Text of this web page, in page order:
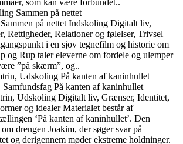
som kan være forbundet..
Sammen på nettet
Sammen på nettet Indskoling Digitalt liv,
Rettigheder, Relationer og følelser, Trivsel
i en sjov tegnefilm og historie om
og Rup taler eleverne om fordele og ulemper
”på skærm”, og..
Udskoling På kanten af kaninhullet
Samfundsfag På kanten af kaninhullet
Udskoling Digitalt liv, Grænser, Identitet,
og idealer Materialet består af
‘På kanten af kaninhullet’. Den
drengen Joakim, der søger svar på
og derigennem møder ekstreme holdninger.